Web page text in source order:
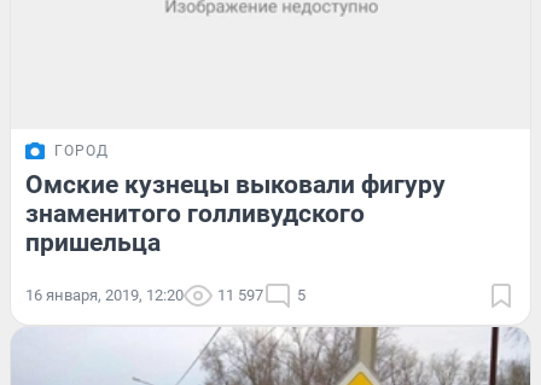
ГОРОД
Омские кузнецы выковали фигуру
знаменитого голливудского
пришельца
16 января, 2019, 12:20 11 597 5